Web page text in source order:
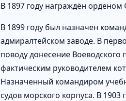
В 1897 году награждён орденом
В 1899 году был назначен
адмиралтейском заводе. В
поводу донесение
фактическим руководителем
Назначенный командиром
судов морского корпуса. В